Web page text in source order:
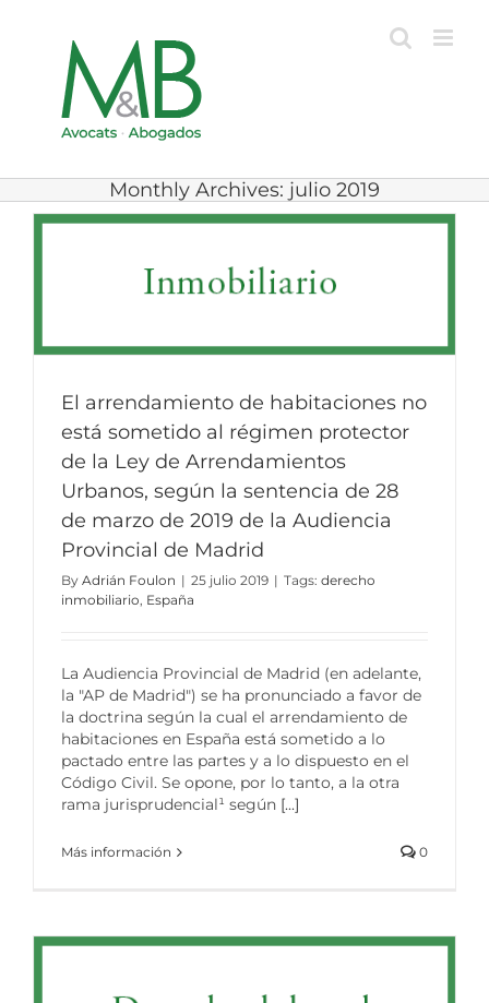
Monthly Archives: julio 2019
El arrendamiento de habitaciones no
está sometido al régimen protector
de la Ley de Arrendamientos
Urbanos, según la sentencia de 28
de marzo de 2019 de la Audiencia
Provincial de Madrid
By Adrián Foulon | 25 julio 2019 | Tags: derecho
inmobiliario, España
La Audiencia Provincial de Madrid (en adelante,
la "AP de Madrid") se ha pronunciado a favor de
la doctrina según la cual el arrendamiento de
habitaciones en España está sometido a lo
pactado entre las partes y a lo dispuesto en el
Código Civil. Se opone, por lo tanto, a la otra
rama jurisprudencial¹ según [...]
Más información 0